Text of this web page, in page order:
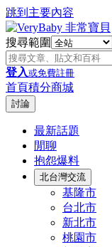
跳到主要內容
搜尋範圍
登入或免費註冊
首頁積分商城
討論
最新話題
閒聊
抱怨爆料
北台灣交流
基隆市
台北市
新北市
桃園市